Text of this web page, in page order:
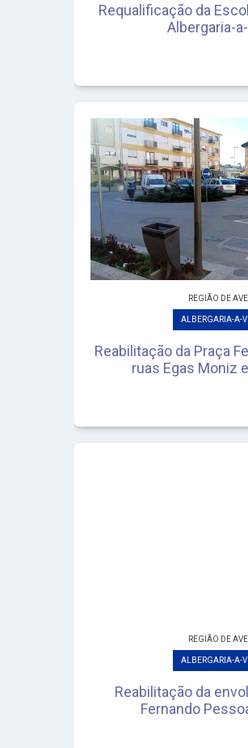
Requalificação da
Albergaria-
REGIÃO DE
ALBERGARIA-A-
Reabilitação da Praça
ruas Egas Moniz
REGIÃO DE
ALBERGARIA-A-
Reabilitação da
Fernando